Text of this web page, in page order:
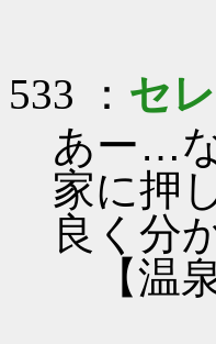
533 ： セ
あー…
家に押
良く分
【温